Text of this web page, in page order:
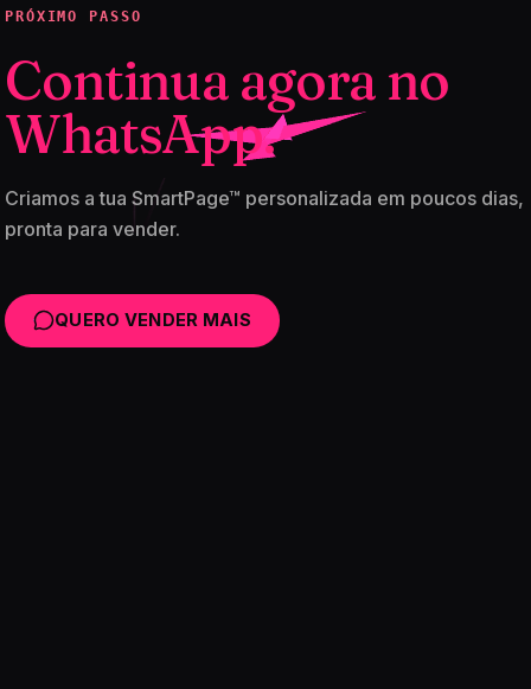
PRÓXIMO PASSO
Continua agora no
WhatsApp.
Criamos a tua SmartPage™ personalizada em poucos dias,
pronta para vender.
QUERO VENDER MAIS